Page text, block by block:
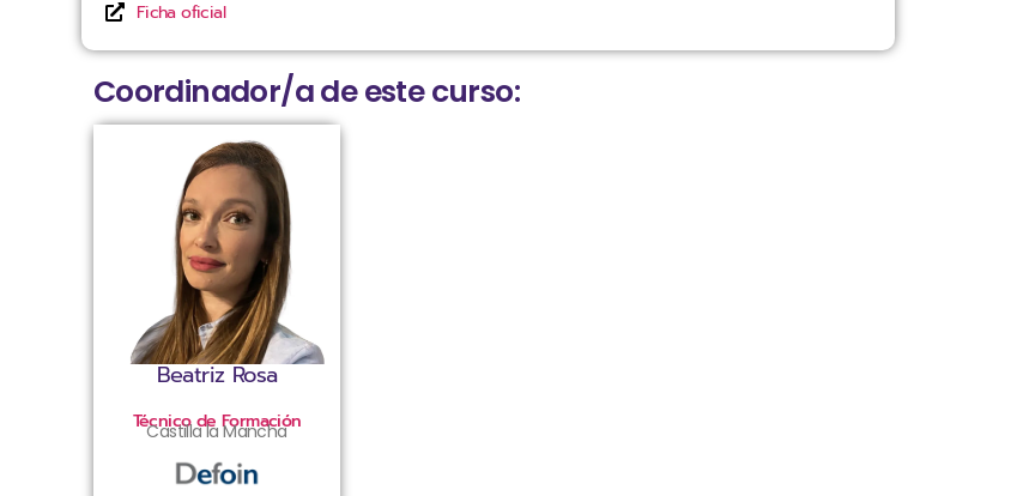
Ficha oficial
Coordinador/a de este curso:
Beatriz Rosa
Técnico de Formación
Castilla la Mancha